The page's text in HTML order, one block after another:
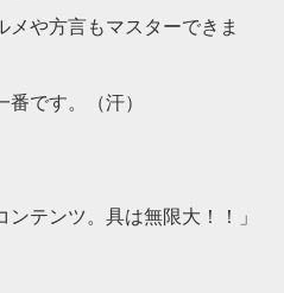
メや方言もマスターできま
です。（汗）
ンテンツ。具は無限大！！」